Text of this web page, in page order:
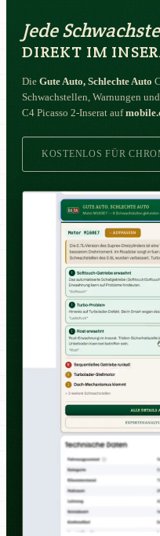
Jede
DIREKT IM
Die Gute Auto, Schlechte Auto
Schwachstellen, Warnungen
C4 Picasso 2-Inserat auf
KOSTENLOS FÜR